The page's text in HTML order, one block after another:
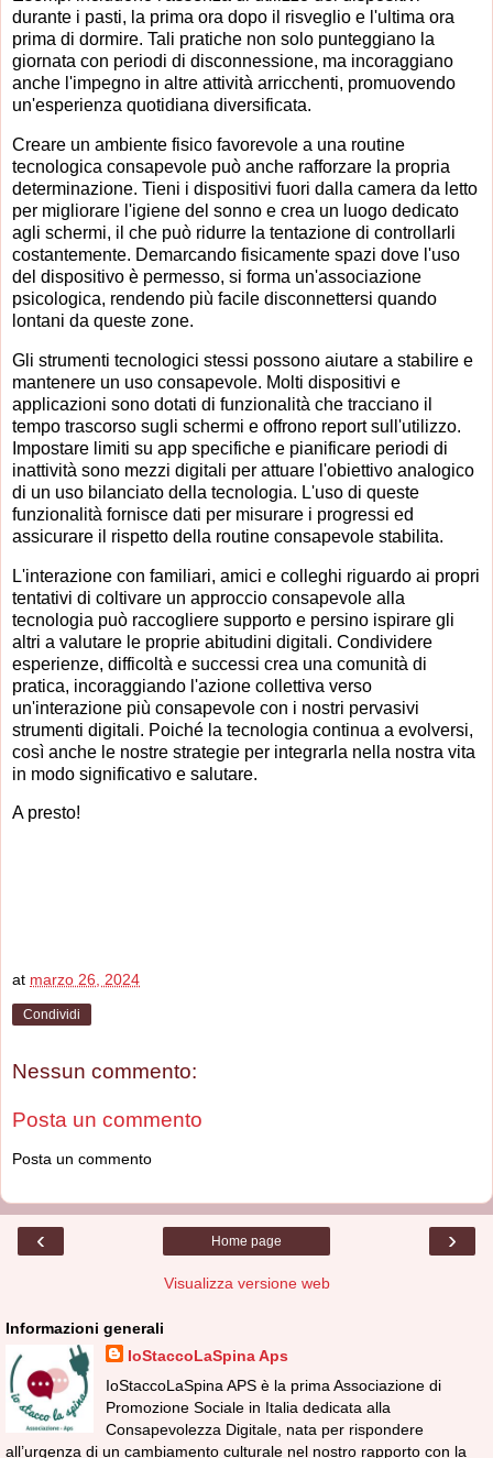
durante i pasti, la prima ora dopo il risveglio e l'ultima ora
prima di dormire. Tali pratiche non solo punteggiano la
giornata con periodi di disconnessione, ma incoraggiano
anche l'impegno in altre attività arricchenti, promuovendo
un'esperienza quotidiana diversificata.
Creare un ambiente fisico favorevole a una routine
tecnologica consapevole può anche rafforzare la propria
determinazione. Tieni i dispositivi fuori dalla camera da letto
per migliorare l'igiene del sonno e crea un luogo dedicato
agli schermi, il che può ridurre la tentazione di controllarli
costantemente. Demarcando fisicamente spazi dove l'uso
del dispositivo è permesso, si forma un'associazione
psicologica, rendendo più facile disconnettersi quando
lontani da queste zone.
Gli strumenti tecnologici stessi possono aiutare a stabilire e
mantenere un uso consapevole. Molti dispositivi e
applicazioni sono dotati di funzionalità che tracciano il
tempo trascorso sugli schermi e offrono report sull'utilizzo.
Impostare limiti su app specifiche e pianificare periodi di
inattività sono mezzi digitali per attuare l'obiettivo analogico
di un uso bilanciato della tecnologia. L'uso di queste
funzionalità fornisce dati per misurare i progressi ed
assicurare il rispetto della routine consapevole stabilita.
L'interazione con familiari, amici e colleghi riguardo ai propri
tentativi di coltivare un approccio consapevole alla
tecnologia può raccogliere supporto e persino ispirare gli
altri a valutare le proprie abitudini digitali. Condividere
esperienze, difficoltà e successi crea una comunità di
pratica, incoraggiando l'azione collettiva verso
un'interazione più consapevole con i nostri pervasivi
strumenti digitali. Poiché la tecnologia continua a evolversi,
così anche le nostre strategie per integrarla nella nostra vita
in modo significativo e salutare.
A presto!
at marzo 26, 2024
Condividi
Nessun commento:
Posta un commento
Posta un commento
‹ ›
Home page
Visualizza versione web
Informazioni generali
IoStaccoLaSpina Aps
IoStaccoLaSpina APS è la prima Associazione di
Promozione Sociale in Italia dedicata alla
Consapevolezza Digitale, nata per rispondere
all’urgenza di un cambiamento culturale nel nostro rapporto con la